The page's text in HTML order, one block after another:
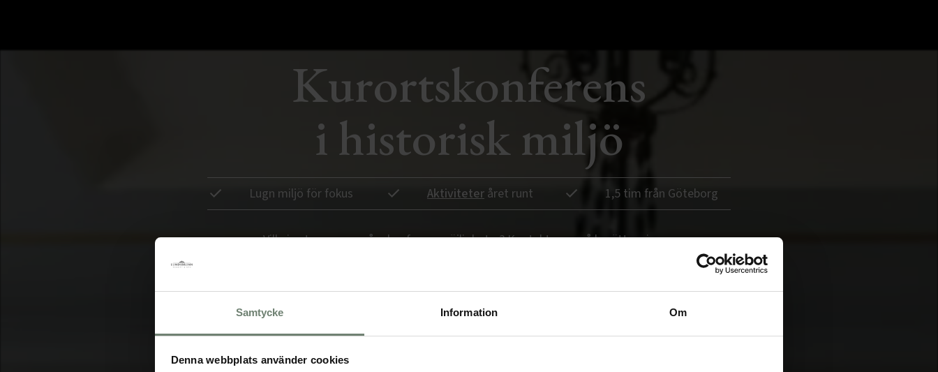
Samtycke Information Om
Denna webbplats använder cookies
Kurortskonferens
i historisk miljö
Lugn miljö för fokus Aktiviteter året runt 1,5 tim från Göteborg
Vill ni veta mer om våra konferensmöjligheter? Kontakta oss så berättar vi mer.